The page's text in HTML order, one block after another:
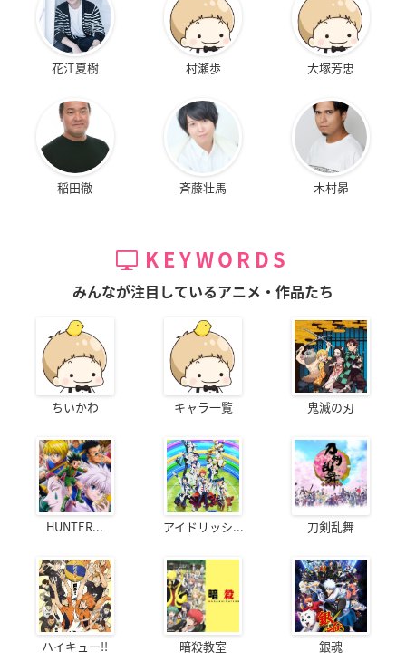
花江夏樹 村瀬歩 大塚芳忠
稲田徹 斉藤壮馬 木村昴
KEYWORDS
みんなが注目しているアニメ・作品たち
ちいかわ キャラ一覧 鬼滅の刃
HUNTER... アイドリッシ... 刀剣乱舞
ハイキュー!! 暗殺教室 銀魂